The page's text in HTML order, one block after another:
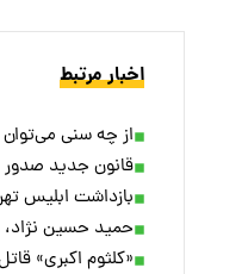
اخبار مرتبط
از چه سنی می‌توان
قانون جدید صدور حکم تخلیه مستاجر
بازداشت ابلیس
حمید حسین نژاد، عامل
«کلثوم اکبری»